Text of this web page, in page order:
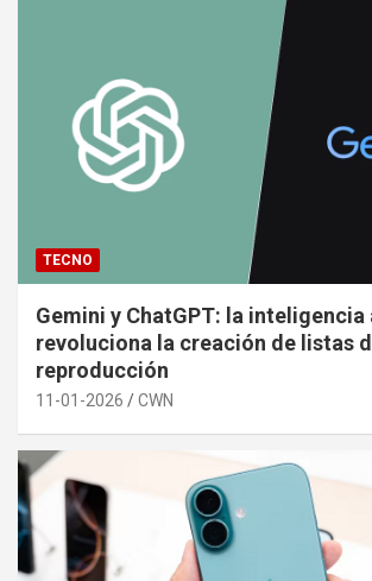
TECNO
Gemini y ChatGPT: la
revoluciona la creación de listas
reproducción
11-01-2026 CWN